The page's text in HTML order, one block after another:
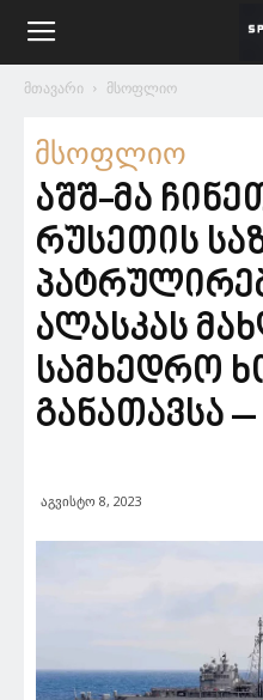
მთავარი მსოფლიო
მსოფლიო
აშშ-მა
რუსეთის
ალასკას
სამხედრო
განათავსა
აგვისტო 8, 2023